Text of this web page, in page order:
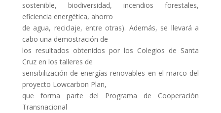
sostenible, biodiversidad, incendios forestales,
eficiencia energética, ahorro
de agua, reciclaje, entre otras). Además, se llevará a
cabo una demostración de
los resultados obtenidos por los Colegios de Santa
Cruz en los talleres de
sensibilización de energías renovables en el marco del
proyecto Lowcarbon Plan,
que forma parte del Programa de Cooperación
Transnacional